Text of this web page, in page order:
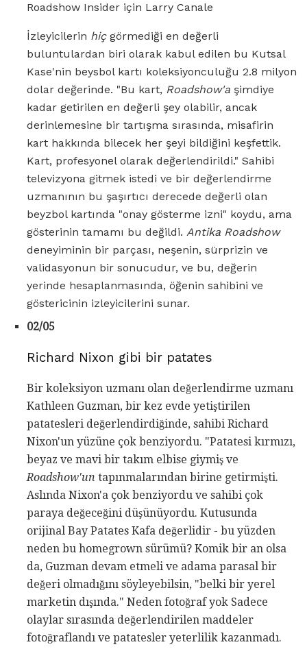
Roadshow Insider için Larry Canale
İzleyicilerin hiçgörmediği en değerli
buluntulardan biri olarak kabul edilen bu Kutsal
Kase'nin beysbol kartı koleksiyonculuğu 2.8 milyon
dolar değerinde. "Bu kart, Roadshow'a şimdiye
kadar getirilen en değerli şey olabilir, ancak
derinlemesine bir tartışma sırasında, misafirin
kart hakkında bilecek her şeyi bildiğini keşfettik.
Kart, profesyonel olarak değerlendirildi." Sahibi
televizyona gitmek istedi ve bir değerlendirme
uzmanının bu şaşırtıcı derecede değerli olan
beyzbol kartında "onay gösterme izni" koydu, ama
gösterinin tamamı bu değildi. Antika Roadshow
deneyiminin bir parçası, neşenin, sürprizin ve
validasyonun bir sonucudur, ve bu, değerin
yerinde hesaplanmasında, öğenin sahibini ve
göstericinin izleyicilerini sunar.
02/05
Richard Nixon gibi bir patates
Bir koleksiyon uzmanı olan değerlendirme uzmanı
Kathleen Guzman, bir kez evde yetiştirilen
patatesleri değerlendirdiğinde, sahibi Richard
Nixon'un yüzüne çok benziyordu. "Patatesi kırmızı,
beyaz ve mavi bir takım elbise giymiş ve
Roadshow'un tapınmalarından birine getirmişti.
Aslında Nixon'a çok benziyordu ve sahibi çok
paraya değeceğini düşünüyordu. Kutusunda
orijinal Bay Patates Kafa değerlidir - bu yüzden
neden bu homegrown sürümü? Komik bir an olsa
da, Guzman devam etmeli ve adama parasal bir
değeri olmadığını söyleyebilsin, "belki bir yerel
marketin dışında." Neden fotoğraf yok Sadece
olaylar sırasında değerlendirilen maddeler
fotoğraflandı ve patatesler yeterlilik kazanmadı.